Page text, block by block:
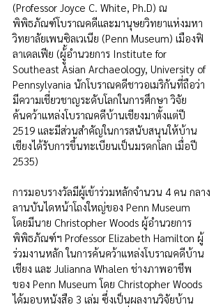
(Professor Joyce C. White, Ph.D) ณ
พิพิธภัณฑ์โบราณคดีและมานุษยวิทยาแห่งมหา
วิทยาลัยเพนซิลเวเนีย (Penn Museum) เมืองฟิ
ลาเดลเฟีย (ผูู้้อำนวยการ Institute for
Southeast Asian Archaeology, University of
Pennsylvania นักโบราณคดีชาวอเมริกันที่ถือว่า
มีความเชี่ยวชาญระดับโลกในการศึกษา วิจัย
ค้นคว้าแหล่งโบราณคดีบ้านเชียงมาตั้งแต่ปี
2519 และมีส่วนสำคัญในการสนับสนุนให้บ้าน
เชียงได้รับการขึ้นทะเบียนเป็นมรดกโลก เมื่อปี
2535)
การมอบรางวัลมีผู้เข้าร่วมหลักจำนวน 4 คน กลาง
ลานบันไดหน้าโถงใหญ่ของ Penn Museum
โดยมีนาย Christopher Woods ผู้อำนวยการ
พิพิธภัณฑ์ฯ Professor Elizabeth Hamilton ผู้
ร่วมงานหลัก ในการค้นคว้าแหล่งโบราณคดีบ้าน
เชียง และ Julianna Whalen ช่างภาพอาชีพ
ของ Penn Museum โดย Christopher Woods
ได้มอบหนังสือ 3 เล่ม ซึ่งเป็นผลงานวิจัยบ้าน